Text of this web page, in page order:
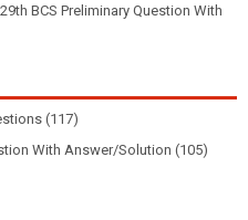
- 29th BCS Preliminary Question With
(117)
With Answer/Solution (105)